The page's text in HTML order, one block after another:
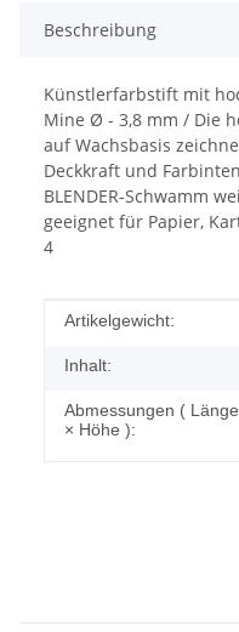
Beschreibung
Künstlerfarbstift mit
Mine Ø - 3,8 mm / Die
auf Wachsbasis
Deckkraft und
BLENDER-Schwamm
geeignet für Papier,
4
Produkteigenschaft
Wert
Artikelgewicht:
Inhalt:
Abmessungen (
× Höhe ):